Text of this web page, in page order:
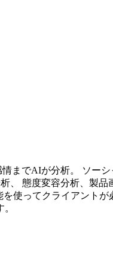
までAIが分析。 ソー
、 態度変容分析、製品
使ってクライアント